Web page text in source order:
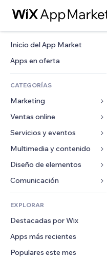
Inicio del App Market
Apps en oferta
CATEGORÍAS
Marketing
Anuncios
Móvil
Analíticas
Anuncios del sitio
Email
Ventas online
Apps para tiendas
Envíos y entregas
Botones de venta
Contabilidad
Cupones y fidelización
Almacenamiento de mercancía
Servicios y eventos
Hoteles
Eventos
Restaurantes
Inmobiliarias
Reservas
Multimedia y contenido
Galerías
Música
Pódcast
Fotografía
Video
PDF
Compartir archivos
Diseño de elementos
Mapas y navegación
Privacidad y seguridad
Reloj
Plantillas para páginas
Efectos de imágenes
Botones y menús
Formularios
Encuestas
Chat
Comentarios
EXPLORAR
Destacadas por Wix
Apps más recientes
Populares este mes